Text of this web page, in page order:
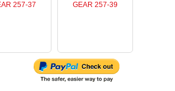
257-37
GEAR 257-39